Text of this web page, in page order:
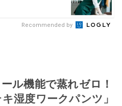
Recommended by
ル機能で蒸れゼロ！
湿度ワークパンツ」